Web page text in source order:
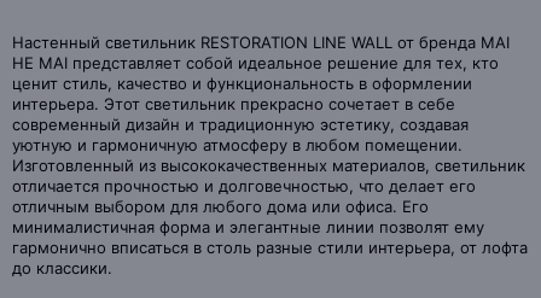
Настенный светильник RESTORATION LINE WALL от бренда MAI
HE MAI представляет собой идеальное решение для тех, кто
ценит стиль, качество и функциональность в оформлении
интерьера. Этот светильник прекрасно сочетает в себе
современный дизайн и традиционную эстетику, создавая
уютную и гармоничную атмосферу в любом помещении.
Изготовленный из высококачественных материалов, светильник
отличается прочностью и долговечностью, что делает его
отличным выбором для любого дома или офиса. Его
минималистичная форма и элегантные линии позволят ему
гармонично вписаться в столь разные стили интерьера, от лофта
до классики.